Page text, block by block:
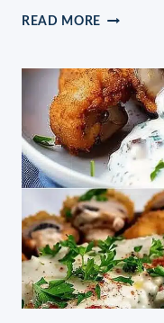
READ MORE CHURROS:
IST
EINFACH
DER
HAMMER!